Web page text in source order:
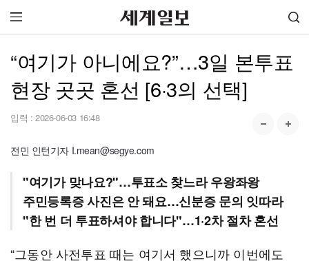
“여기가 아니에요?”…3일 본투표
현장 곳곳 혼선 [6·3의 선택]
입력 : 2026-06-03 16:48
전민 인턴기자 I.mean@segye.com
"여기가 맞나요?"…투표소 찾느라 우왕좌왕
주민등록증 사진은 안 돼요…신분증 문의 잇따라
"한 번 더 투표하셔야 합니다"…1·2차 절차 혼선
“그동안 사전투표 때는 여기서 했으니까 이번에도